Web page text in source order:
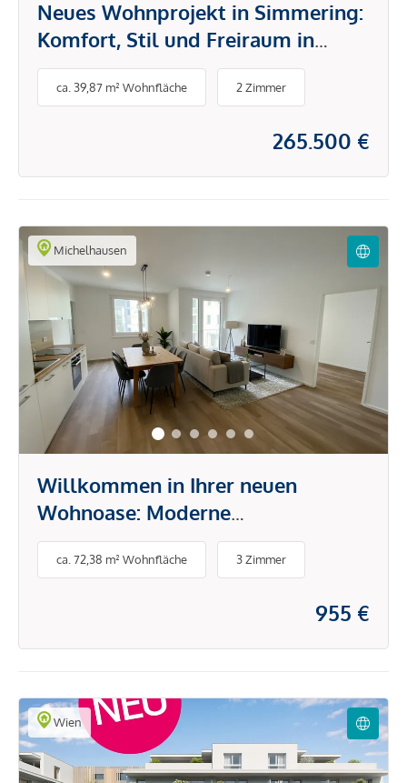
Neues Wohnprojekt in Simmering:
Komfort, Stil und Freiraum in
bester Lage
ca. 39,87 m² Wohnfläche 2 Zimmer
265.500 €
Michelhausen
Willkommen in Ihrer neuen
Wohnoase: Moderne
Mietwohnungen in idyllischer Lage
ca. 72,38 m² Wohnfläche 3 Zimmer
955 €
Wien